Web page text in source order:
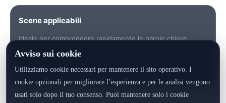
Scene applicabili
Ideale per comprendere rapidamente le parole chiave,
verificare i dati, individuare i punti di rischio, preparare le
del prodotto.
Avviso sui cookie
Utilizziamo cookie necessari per mantenere il sito operativo. I
cookie opzionali per migliorare l’esperienza e per le analisi vengono
usati solo dopo il tuo consenso. Puoi mantenere solo i cookie